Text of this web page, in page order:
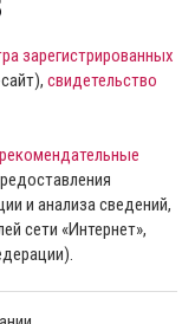
зарегистрированных
свидетельство
рекомендательные
и анализа сведений,
сети «Интернет»,